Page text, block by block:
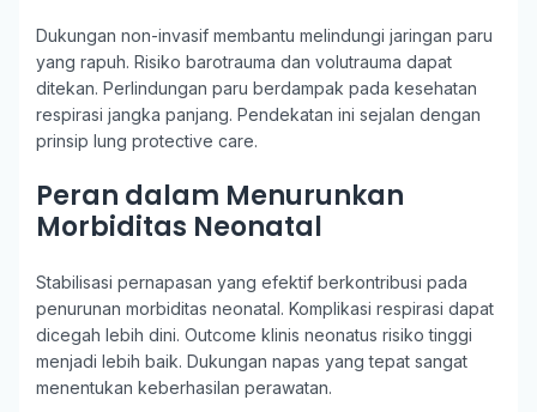
Dukungan non-invasif membantu melindungi jaringan paru
yang rapuh. Risiko barotrauma dan volutrauma dapat
ditekan. Perlindungan paru berdampak pada kesehatan
respirasi jangka panjang. Pendekatan ini sejalan dengan
prinsip lung protective care.
Peran dalam Menurunkan
Morbiditas Neonatal
Stabilisasi pernapasan yang efektif berkontribusi pada
penurunan morbiditas neonatal. Komplikasi respirasi dapat
dicegah lebih dini. Outcome klinis neonatus risiko tinggi
menjadi lebih baik. Dukungan napas yang tepat sangat
menentukan keberhasilan perawatan.